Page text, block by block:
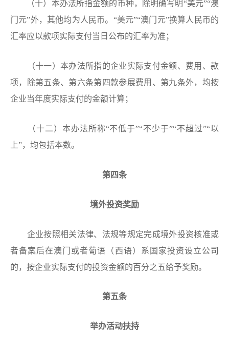
（十）本办法所指金额的币种，除明确写明“美元”“澳
门元”外，其他均为人民币。“美元”“澳门元”换算人民币的
汇率应以款项实际支付当日公布的汇率为准；
（十一）本办法所指的企业实际支付金额、费用、款
项，除第五条、第六条第四款参展费用、第九条外，均按
企业当年度实际支付的金额计算；
（十二）本办法所称“不低于”“不少于”“不超过”“以
上”，均包括本数。
第四条
境外投资奖励
企业按照相关法律、法规等规定完成境外投资核准或
者备案后在澳门或者葡语（西语）系国家投资设立公司
的，按企业实际支付的投资金额的百分之五给予奖励。
第五条
举办活动扶持